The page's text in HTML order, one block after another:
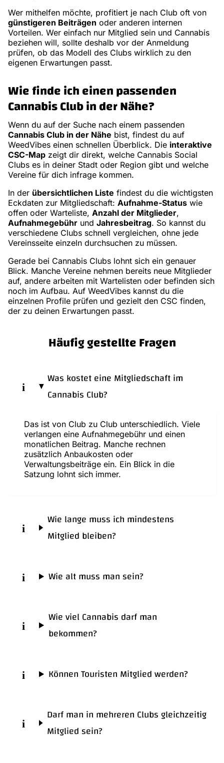
Wer mithelfen möchte, profitiert je nach Club oft von
günstigeren Beiträgen oder anderen internen
Vorteilen. Wer einfach nur Mitglied sein und Cannabis
beziehen will, sollte deshalb vor der Anmeldung
prüfen, ob das Modell des Clubs wirklich zu den
eigenen Erwartungen passt.
Wie finde ich einen passenden
Cannabis Club in der Nähe?
Wenn du auf der Suche nach einem passenden
Cannabis Club in der Nähe bist, findest du auf
WeedVibes einen schnellen Überblick. Die interaktive
CSC-Map zeigt dir direkt, welche Cannabis Social
Clubs es in deiner Stadt oder Region gibt und welche
Vereine für dich infrage kommen.
In der übersichtlichen Liste findest du die wichtigsten
Eckdaten zur Mitgliedschaft: Aufnahme-Status wie
offen oder Warteliste, Anzahl der Mitglieder,
Aufnahmegebühr und Jahresbeitrag. So kannst du
verschiedene Clubs schnell vergleichen, ohne jede
Vereinsseite einzeln durchsuchen zu müssen.
Gerade bei Cannabis Clubs lohnt sich ein genauer
Blick. Manche Vereine nehmen bereits neue Mitglieder
auf, andere arbeiten mit Wartelisten oder befinden sich
noch im Aufbau. Auf WeedVibes kannst du die
einzelnen Profile prüfen und gezielt den CSC finden,
der zu deinen Erwartungen passt.
Häufig gestellte Fragen
Was kostet eine Mitgliedschaft im
Cannabis Club?
Das ist von Club zu Club unterschiedlich. Viele
verlangen eine Aufnahmegebühr und einen
monatlichen Beitrag. Manche rechnen
zusätzlich Anbaukosten oder
Verwaltungsbeiträge ein. Ein Blick in die
Satzung lohnt sich immer.
Wie lange muss ich mindestens
Mitglied bleiben?
Wie alt muss man sein?
Wie viel Cannabis darf man
bekommen?
Können Touristen Mitglied werden?
Darf man in mehreren Clubs gleichzeitig
Mitglied sein?